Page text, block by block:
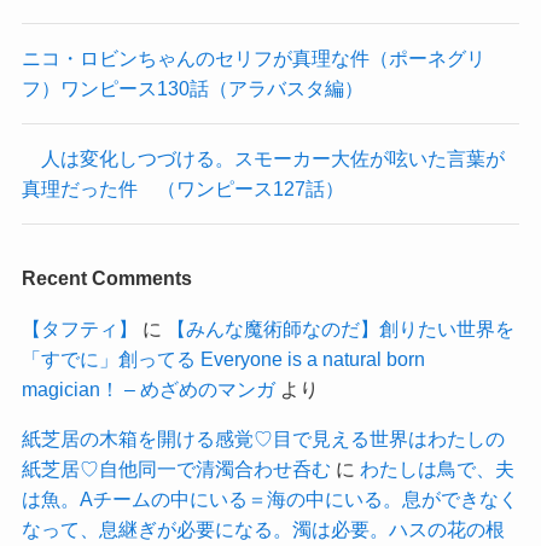
ニコ・ロビンちゃんのセリフが真理な件（ポーネグリ
フ）ワンピース130話（アラバスタ編）
人は変化しつづける。スモーカー大佐が呟いた言葉が
真理だった件 （ワンピース127話）
Recent Comments
【タフティ】 に
【みんな魔術師なのだ】創りたい世界を
「すでに」創ってる Everyone is a natural born
magician！ – めざめのマンガより
紙芝居の木箱を開ける感覚♡目で見える世界はわたしの
紙芝居♡自他同一で清濁合わせ呑む に わたしは鳥で、夫
は魚。Aチームの中にいる＝海の中にいる。息ができなく
なって、息継ぎが必要になる。濁は必要。ハスの花の根